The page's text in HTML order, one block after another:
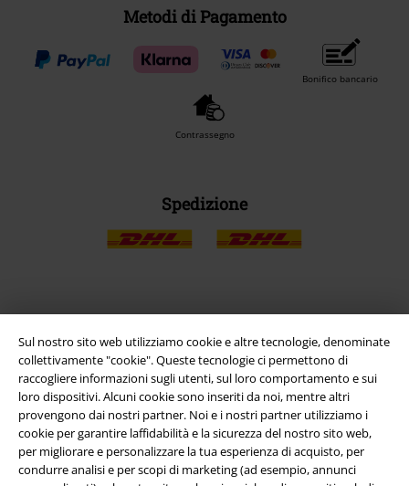
Sul nostro sito web utilizziamo cookie e altre tecnologie, denominate
collettivamente "cookie". Queste tecnologie ci permettono di
raccogliere informazioni sugli utenti, sul loro comportamento e sui
loro dispositivi. Alcuni cookie sono inseriti da noi, mentre altri
provengono dai nostri partner. Noi e i nostri partner utilizziamo i
cookie per garantire laffidabilità e la sicurezza del nostro sito web,
per migliorare e personalizzare la tua esperienza di acquisto, per
condurre analisi e per scopi di marketing (ad esempio, annunci
Metodi di Pagamento
Bonifico bancario
Contrassegno
Spedizione
App EMP
Scarica la nuova app di EMP!
A Warner Music Group Company